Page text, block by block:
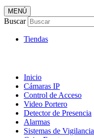
Artículos de Vigilancia
Envió 24/7!!!
MENÚ
Buscar
Tiendas
Inicio
Cámaras IP
Control de Acceso
Video Portero
Detector de Presencia
Alarmas
Sistemas de Vigilancia